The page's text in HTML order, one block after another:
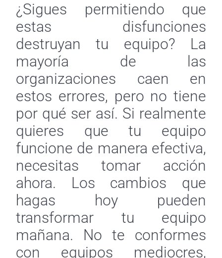
¿Sigues permitiendo que
estas disfunciones
destruyan tu equipo? La
mayoría de las
organizaciones caen en
estos errores, pero no tiene
por qué ser así. Si realmente
quieres que tu equipo
funcione de manera efectiva,
necesitas tomar acción
ahora. Los cambios que
hagas hoy pueden
transformar tu equipo
mañana. No te conformes
con equipos mediocres,